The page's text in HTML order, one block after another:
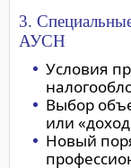
3.
АУСН
Условия
Выбор
или
Новый